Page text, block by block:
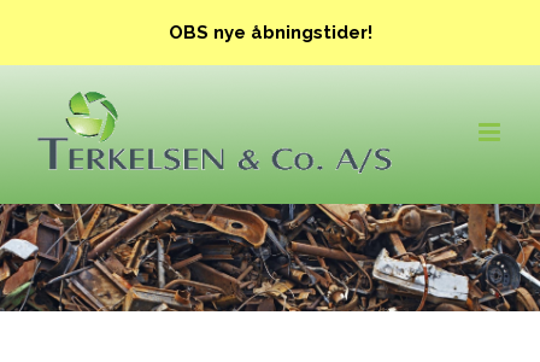
to
OBS nye åbningstider!